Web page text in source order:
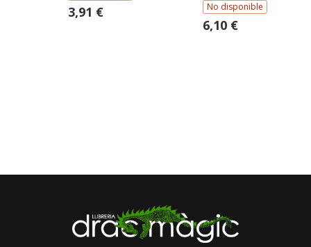
3,91 € No disponible
6,10 €